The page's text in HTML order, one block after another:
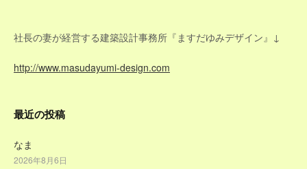
社長の妻が経営する建築設計事務所『ますだゆみデザイン』↓
http://www.masudayumi-design.com
最近の投稿
なま
2026年8月6日